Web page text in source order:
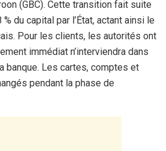
(GBC). Cette transition fait suite
du capital par l’État, actant ainsi le
Pour les clients, les autorités ont
immédiat n’interviendra dans
banque. Les cartes, comptes et
pendant la phase de